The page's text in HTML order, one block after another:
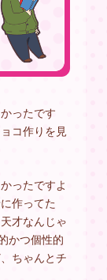
ったです
コ作りを見
ったですよ
作ってた
才なんじゃ
かつ個性的
ちゃんとチ